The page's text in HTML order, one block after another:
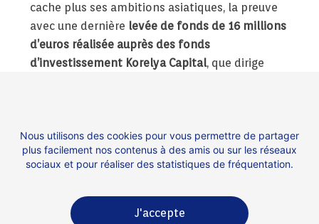
cache plus ses ambitions asiatiques, la preuve
avec une dernière levée de fonds de 16 millions
d’euros réalisée auprès des fonds
d’investissement Korelya Capital, que dirige
de la Banque européenne d’investissement…
Lire la suite
Nous utilisons des cookies pour vous permettre de partager
plus facilement nos contenus à des amis ou sur les réseaux
sociaux et pour réaliser des statistiques de fréquentation.
J'accepte